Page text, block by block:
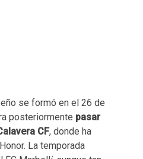
se formó en el 26 de
posteriormente pasar
CF, donde ha
La temporada